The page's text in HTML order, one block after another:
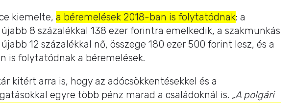
kiemelte, a béremelések 2018-ban is folytatódnak: a
8 százalékkal 138 ezer forintra emelkedik, a szakmunkás
12 százalékkal nő, összege 180 ezer 500 forint lesz, és a
is folytatódnak a béremelések.
kitért arra is, hogy az adócsökkentésekkel és a
egyre több pénz marad a családoknál is. „A polgári